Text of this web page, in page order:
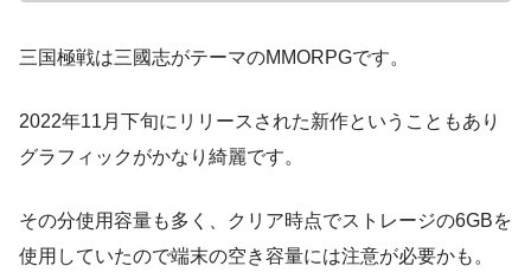
三国極戦は三國志がテーマのMMORPGです。
2022年11月下旬にリリースされた新作ということもあり
グラフィックがかなり綺麗です。
その分使用容量も多く、クリア時点でストレージの6GBを
使用していたので端末の空き容量には注意が必要かも。